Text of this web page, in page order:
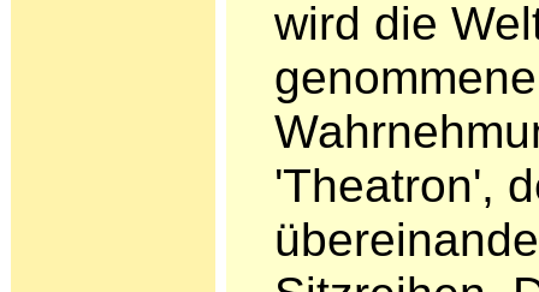
wird die
'Theatron',